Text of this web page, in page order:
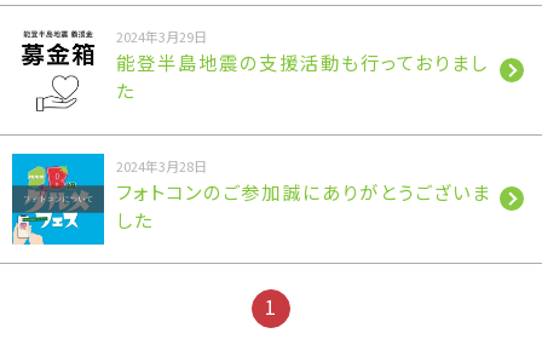
2024年3月29日
能登半島地震の支援活動も行っておりまし
た️
2024年3月28日
フォトコンのご参加誠にありがとうございま
した
1